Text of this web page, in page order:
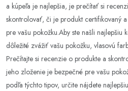
a kúpeľa je najlepšia, je prečítať si
skontrolovať, či je produkt certifikovaný
pre vašu pokožku.Aby ste našli najlepšiu
dôležité zvážiť vašu pokožku, vlasovú
Prečítajte si recenzie o produkte a
jeho zloženie je bezpečné pre vašu
podľa týchto tipov, určite nájdete